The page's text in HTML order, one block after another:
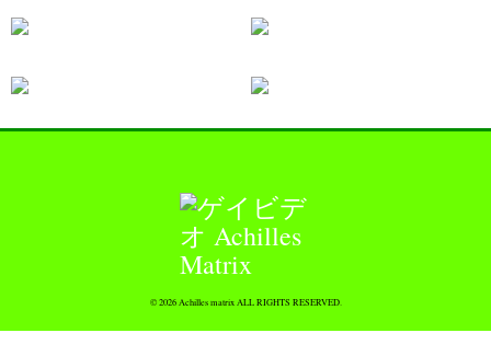
© 2026 Achilles matrix ALL RIGHTS RESERVED.